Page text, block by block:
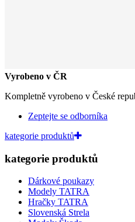
Vyrobeno v ČR
Kompletně vyrobeno v České
Zeptejte se odborníka
kategorie produktů
kategorie produktů
Dárkové poukazy
Modely TATRA
Hračky TATRA
Slovenská Strela